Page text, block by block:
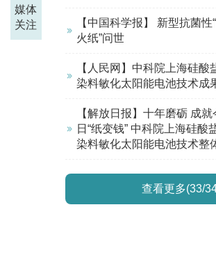
媒体
关注
【中国科学报】 新型抗菌性
火纸”问世
【人民网】中科院上海硅酸
染料敏化太阳能电池技术成
【解放日报】十年磨砺 成就
日“纸变钱” 中科院上海硅酸
染料敏化太阳能电池技术整
查看更多(33/